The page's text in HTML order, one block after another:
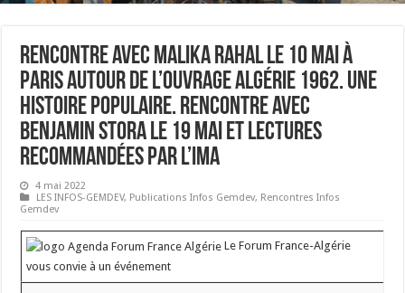
Rencontre avec Malika Rahal le 10 mai à
Paris autour de l’ouvrage Algérie 1962. Une
histoire populaire. Rencontre avec
Benjamin Stora le 19 mai et lectures
recommandées par l’IMA
4 mai 2022
LES INFOS-GEMDEV, Publications Infos Gemdev, Rencontres Infos
Gemdev
Le Forum France-Algérie
vous convie à un événement